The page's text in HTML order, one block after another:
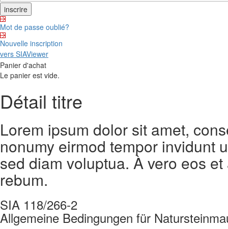
Mot de passe oublié?
Nouvelle inscription
vers SIAViewer
Panier d'achat
Le panier est vide.
Détail titre
Lorem ipsum dolor sit amet,
nonumy eirmod tempor invidunt
sed diam voluptua. À vero eos
rebum.
SIA 118/266-2
Allgemeine Bedingungen für